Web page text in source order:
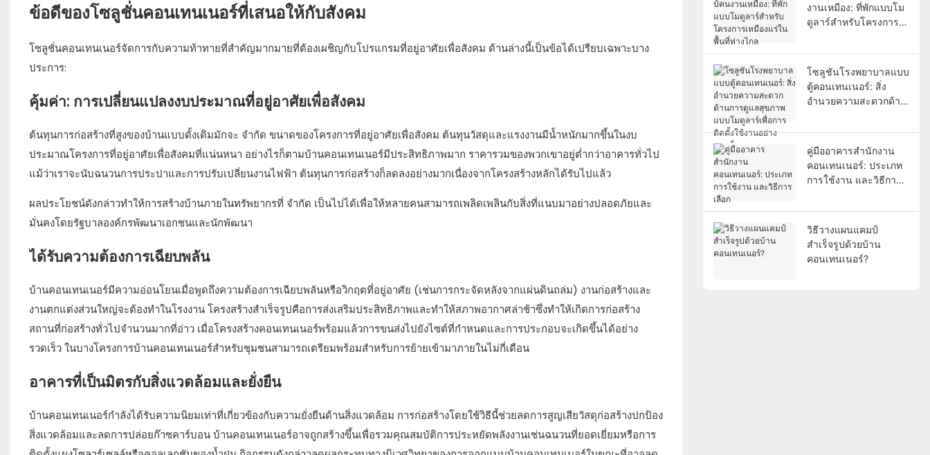
ข้อดีของโซลูชั่นคอนเทนเนอร์ที่เสนอให้กับสังคม
โซลูชั่นคอนเทนเนอร์จัดการกับความท้าทายที่สำคัญมากมายที่ต้องเผชิญกับโปรแกรมที่อยู่อาศัยเพื่อสังคม ด้านล่างนี้เป็นข้อได้เปรียบเฉพาะบาง
ประการ:
คุ้มค่า: การเปลี่ยนแปลงงบประมาณที่อยู่อาศัยเพื่อสังคม
ต้นทุนการก่อสร้างที่สูงของบ้านแบบดั้งเดิมมักจะ จำกัด ขนาดของโครงการที่อยู่อาศัยเพื่อสังคม ต้นทุนวัสดุและแรงงานมีน้ำหนักมากขึ้นในงบ
ประมาณโครงการที่อยู่อาศัยเพื่อสังคมที่แน่นหนา อย่างไรก็ตามบ้านคอนเทนเนอร์มีประสิทธิภาพมาก ราคารวมของพวกเขาอยู่ต่ำกว่าอาคารทั่วไป
แม้ว่าเราจะนับฉนวนการประปาและการปรับเปลี่ยนงานไฟฟ้า ต้นทุนการก่อสร้างก็ลดลงอย่างมากเนื่องจากโครงสร้างหลักได้รับไปแล้ว
ผลประโยชน์ดังกล่าวทำให้การสร้างบ้านภายในทรัพยากรที่ จำกัด เป็นไปได้เพื่อให้หลายคนสามารถเพลิดเพลินกับสิ่งที่แนบมาอย่างปลอดภัยและ
มั่นคงโดยรัฐบาลองค์กรพัฒนาเอกชนและนักพัฒนา
ได้รับความต้องการเฉียบพลัน
บ้านคอนเทนเนอร์มีความอ่อนโยนเมื่อพูดถึงความต้องการเฉียบพลันหรือวิกฤตที่อยู่อาศัย (เช่นการกระจัดหลังจากแผ่นดินถล่ม) งานก่อสร้างและ
งานตกแต่งส่วนใหญ่จะต้องทำในโรงงาน โครงสร้างสำเร็จรูปคือการส่งเสริมประสิทธิภาพและทำให้สภาพอากาศล่าช้าซึ่งทำให้เกิดการก่อสร้าง
สถานที่ก่อสร้างทั่วไปจำนวนมากที่อ่าว เมื่อโครงสร้างคอนเทนเนอร์พร้อมแล้วการขนส่งไปยังไซต์ที่กำหนดและการประกอบจะเกิดขึ้นได้อย่าง
รวดเร็ว ในบางโครงการบ้านคอนเทนเนอร์สำหรับชุมชนสามารถเตรียมพร้อมสำหรับการย้ายเข้ามาภายในไม่กี่เดือน
อาคารที่เป็นมิตรกับสิ่งแวดล้อมและยั่งยืน
บ้านคอนเทนเนอร์กำลังได้รับความนิยมเท่าที่เกี่ยวข้องกับความยั่งยืนด้านสิ่งแวดล้อม การก่อสร้างโดยใช้วิธีนี้ช่วยลดการสูญเสียวัสดุก่อสร้างปกป้อง
สิ่งแวดล้อมและลดการปล่อยก๊าซคาร์บอน บ้านคอนเทนเนอร์อาจถูกสร้างขึ้นเพื่อรวมคุณสมบัติการประหยัดพลังงานเช่นฉนวนที่ยอดเยี่ยมหรือการ
งานเหมือง: ที่พักแบบโม
ดูลาร์สำหรับโครงการ
โซลูชันโรงพยาบาลแบบ
ตู้คอนเทนเนอร์: สิ่ง
อำนวยความสะดวกด้าน
ดูลาร์เพื่อการติดตั้งใช้
งานอย่างรวดเร็ว
คู่มืออาคารสำนักงาน
คอนเทนเนอร์: ประเภท
การใช้งาน และวิธีการ
วิธีวางแผนแคมป์
สำเร็จรูปด้วยบ้าน
คอนเทนเนอร์?